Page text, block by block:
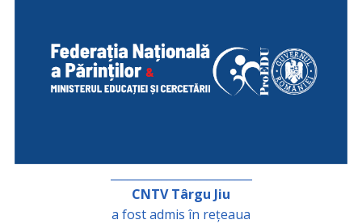
CNTV Târgu Jiu
a fost admis în rețeaua